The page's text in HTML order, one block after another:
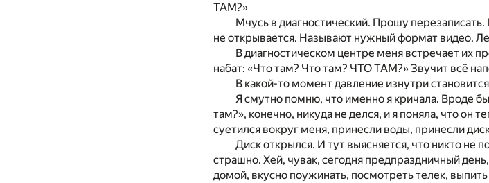
ТАМ?»
Мчусь в диагностический. Прошу
не открывается. Называют нужный формат видео.
В диагностическом центре меня встречает их
набат: «Что там? Что там? ЧТО ТАМ?» Звучит всё
В какой-то момент давление изнутри
Я смутно помню, что именно я кричала. Вроде
там?», конечно, никуда не делся, и я поняла, что он
суетился вокруг меня, принесли воды, принесли
Диск открылся. И тут выясняется, что никто не
страшно. Хей, чувак, сегодня предпраздничный
домой, вкусно поужинать, посмотреть телек,